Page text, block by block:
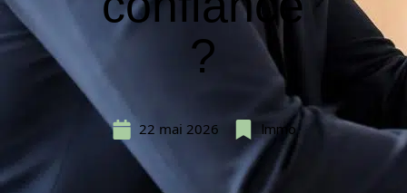
?
22 mai 2026 Immo